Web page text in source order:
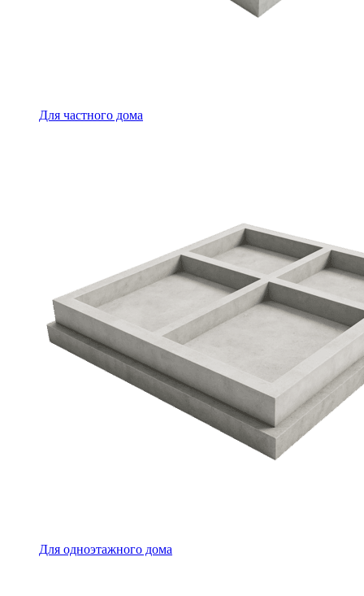
Для частного дома
Для одноэтажного дома